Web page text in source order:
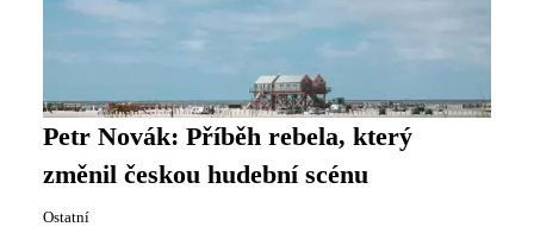
Petr Novák: Příběh rebela, který
změnil českou hudební scénu
Ostatní